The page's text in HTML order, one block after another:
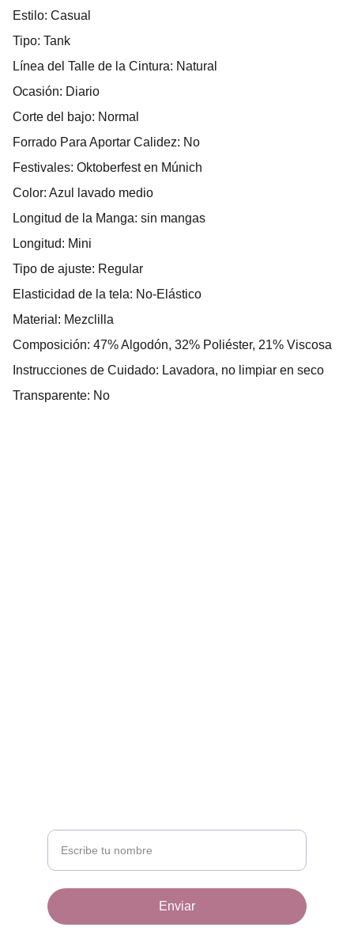
Estilo: Casual
Tipo: Tank
Línea del Talle de la Cintura: Natural
Ocasión: Diario
Corte del bajo: Normal
Forrado Para Aportar Calidez: No
Festivales: Oktoberfest en Múnich
Color: Azul lavado medio
Longitud de la Manga: sin mangas
Longitud: Mini
Tipo de ajuste: Regular
Elasticidad de la tela: No-Elástico
Material: Mezclilla
Composición: 47% Algodón, 32% Poliéster, 21% Viscosa
Instrucciones de Cuidado: Lavadora, no limpiar en seco
Transparente: No
Enviar